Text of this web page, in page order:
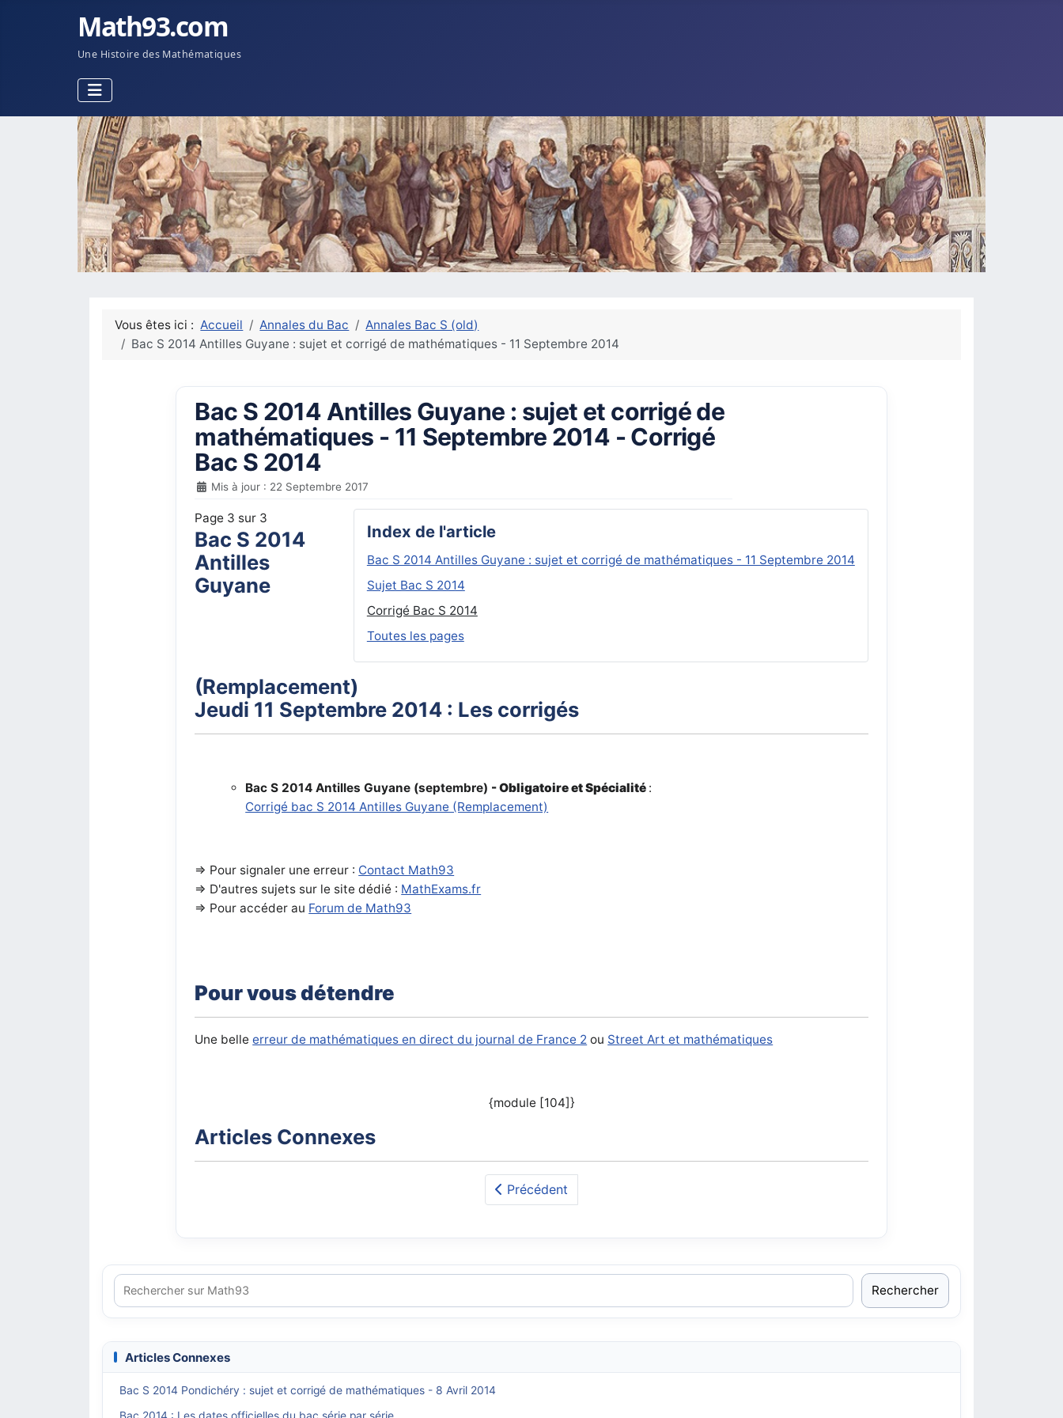
Math93.com
Une Histoire des Mathématiques
Vous êtes ici :Accueil Annales du Bac
Annales Bac S (old)
Bac S 2014 Antilles Guyane : sujet et corrigé de mathématiques - 11 Septembre 2014
Bac S 2014 Antilles Guyane : sujet et corrigé de
mathématiques - 11 Septembre 2014 - Corrigé
Bac S 2014
Mis à jour : 22 Septembre 2017
Index de l'article
Bac S 2014 Antilles Guyane : sujet et corrigé de mathématiques - 11 Septembre 2014
Sujet Bac S 2014
Corrigé Bac S 2014
Toutes les pages
Page 3 sur 3
Bac S 2014
Antilles
Guyane
(Remplacement)
Jeudi 11 Septembre 2014 : Les corrigés
Bac S 2014 Antilles Guyane (septembre) - Obligatoire et Spécialité :
Corrigé bac S 2014 Antilles Guyane (Remplacement)
=> Pour signaler une erreur : Contact Math93
=> D'autres sujets sur le site dédié : MathExams.fr
=> Pour accéder au Forum de Math93
Pour vous détendre
Une belleerreur de mathématiques en direct du journal de France 2 ou Street Art et mathématiques
{module [104]}
Articles Connexes
Précédent
Rechercher
Articles Connexes
Bac S 2014 Pondichéry : sujet et corrigé de mathématiques - 8 Avril 2014